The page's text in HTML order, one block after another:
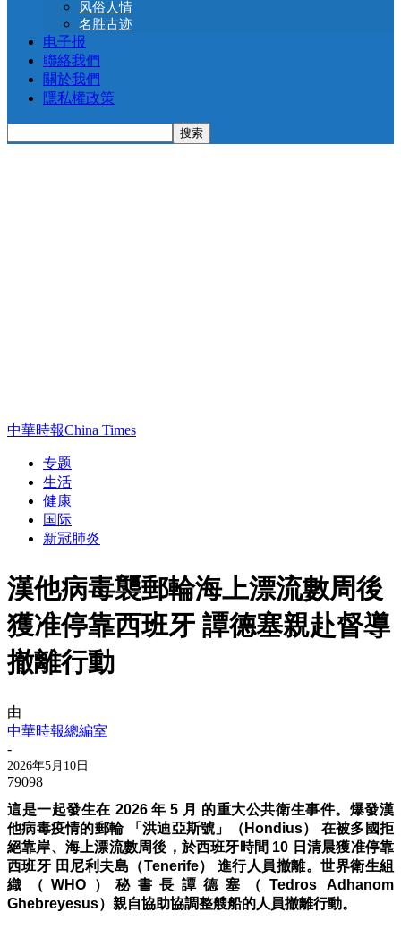
风俗人情
名胜古迹
电子报
聯絡我們
關於我們
隱私權政策
中華時報China Times
专题
生活
健康
国际
新冠肺炎
漢他病毒襲郵輪海上漂流數周後
獲准停靠西班牙 譚德塞親赴督導
撤離行動
由
中華時報總編室
-
2026年5月10日
79098
這是一起發生在 2026 年 5 月 的重大公共衛生事件。爆發漢
他病毒疫情的郵輪 「洪迪亞斯號」（Hondius） 在被多國拒
絕靠岸、海上漂流數周後，於西班牙時間 10 日清晨獲准停靠
西班牙 田尼利夫島（Tenerife） 進行人員撤離。世界衛生組
織（WHO）秘書長譚德塞（Tedros Adhanom
Ghebreyesus）親自協助協調整艘船的人員撤離行動。